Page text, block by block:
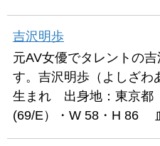
吉沢明歩
元AV女優でタレントの
す。吉沢明歩（よしざわ
生まれ 出身地：東京都
(69/E）・W 58・H 86